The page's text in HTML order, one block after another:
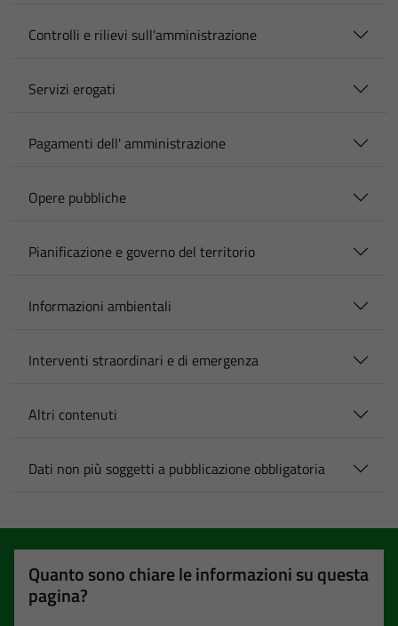
Controlli e rilievi sull'amministrazione
Servizi erogati
Pagamenti dell' amministrazione
Opere pubbliche
Pianificazione e governo del territorio
Informazioni ambientali
Interventi straordinari e di emergenza
Altri contenuti
Dati non più soggetti a pubblicazione obbligatoria
Quanto sono chiare le informazioni su questa
pagina?